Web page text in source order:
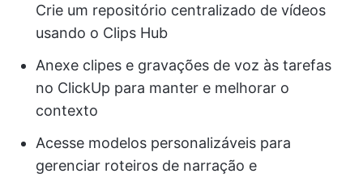
Crie um repositório centralizado de vídeos
usando o Clips Hub
Anexe clipes e gravações de voz às tarefas
no ClickUp para manter e melhorar o
contexto
Acesse modelos personalizáveis para
gerenciar roteiros de narração e